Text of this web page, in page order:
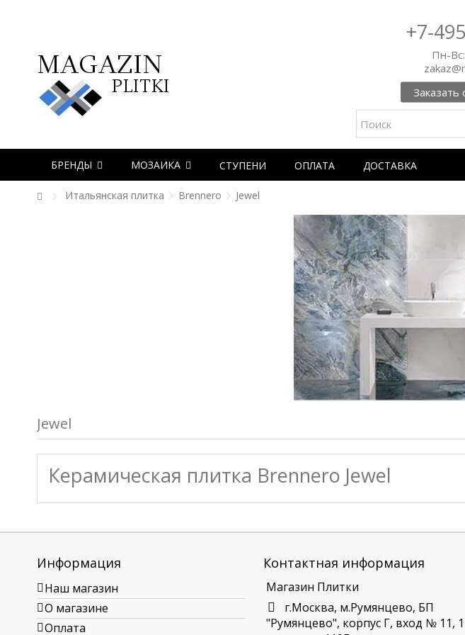
+7-
Пн-
БРЕНДЫ МОЗАИКА СТУПЕНИ ОПЛАТА ДОСТАВКА
Итальянская плитка Brennero Jewel
Jewel
Керамическая плитка Brennero Jewel
Информация
Наш магазин
О магазине
Оплата
Контактная информация
Магазин Плитки
г.Москва, м.Румянцево, БП
"Румянцево", корпус Г, вход № 11, 1